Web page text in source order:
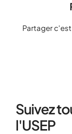
Partager
Suivez
l'USEP